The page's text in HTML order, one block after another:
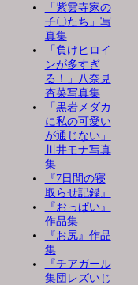
「紫雲寺家の
子〇たち」写
真集
「負けヒロイ
ンが多すぎ
る！」八奈見
杏菜写真集
「黒岩メダカ
に私の可愛い
が通じない」
川井モナ写真
集
『7日間の寝
取らせ記録』
『おっぱい』
作品集
『お尻』作品
集
『チアガール
集団レズいじ